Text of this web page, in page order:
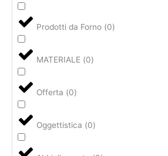
Prodotti da Forno (0)
MATERIALE (0)
Offerta (0)
Oggettistica (0)